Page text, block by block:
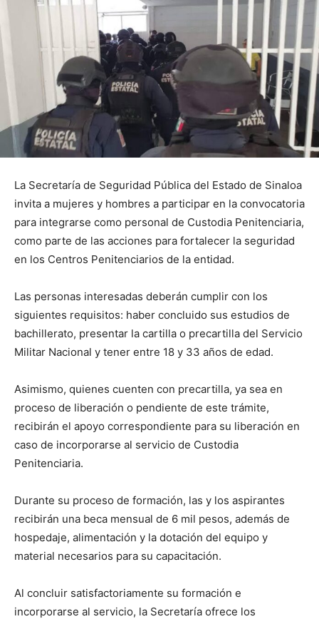
La Secretaría de Seguridad Pública del Estado de Sinaloa
invita a mujeres y hombres a participar en la convocatoria
para integrarse como personal de Custodia Penitenciaria,
como parte de las acciones para fortalecer la seguridad
en los Centros Penitenciarios de la entidad.
Las personas interesadas deberán cumplir con los
siguientes requisitos: haber concluido sus estudios de
bachillerato, presentar la cartilla o precartilla del Servicio
Militar Nacional y tener entre 18 y 33 años de edad.
Asimismo, quienes cuenten con precartilla, ya sea en
proceso de liberación o pendiente de este trámite,
recibirán el apoyo correspondiente para su liberación en
caso de incorporarse al servicio de Custodia
Penitenciaria.
Durante su proceso de formación, las y los aspirantes
recibirán una beca mensual de 6 mil pesos, además de
hospedaje, alimentación y la dotación del equipo y
material necesarios para su capacitación.
Al concluir satisfactoriamente su formación e
incorporarse al servicio, la Secretaría ofrece los